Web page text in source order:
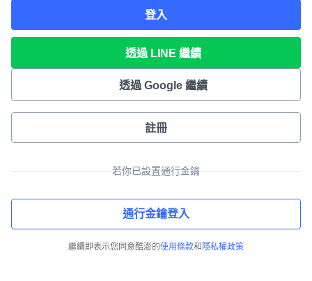
登入
透過 LINE 繼續
透過 Google 繼續
註冊
若你已設置通行金鑰
通行金鑰登入
繼續即表示您同意酷澎的使用條款和 隱私權政策